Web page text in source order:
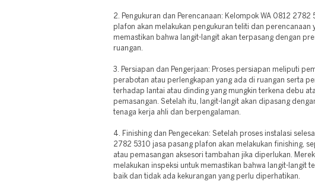
2. Pengukuran dan Perencanaan: Kelompok WA 0812 2782
plafon akan melakukan pengukuran teliti dan perencanaan
memastikan bahwa langit-langit akan terpasang dengan
ruangan.
3. Persiapan dan Pengerjaan: Proses persiapan meliputi
perabotan atau perlengkapan yang ada di ruangan serta
terhadap lantai atau dinding yang mungkin terkena debu
pemasangan. Setelah itu, langit-langit akan dipasang
tenaga kerja ahli dan berpengalaman.
4. Finishing dan Pengecekan: Setelah proses instalasi
2782 5310 jasa pasang plafon akan melakukan finishing,
atau pemasangan aksesori tambahan jika diperlukan.
melakukan inspeksi untuk memastikan bahwa langit-langit
baik dan tidak ada kekurangan yang perlu diperhatikan.